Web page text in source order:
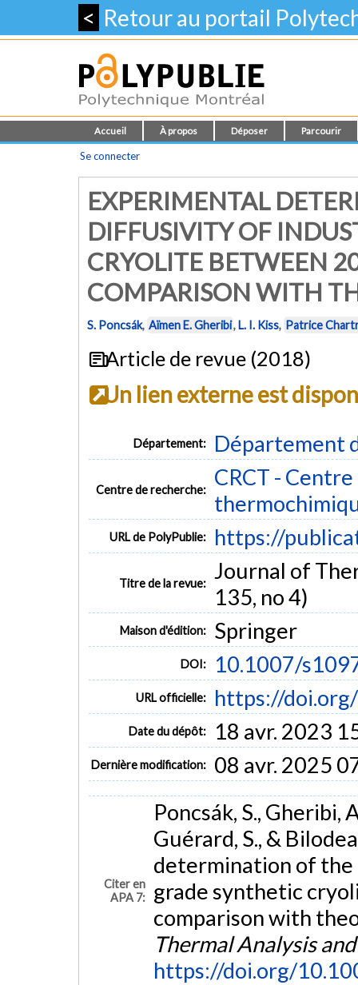
< Retour au portail
Accueil À propos Déposer Parcourir
Se connecter
EXPERIMENTAL
DIFFUSIVITY OF
CRYOLITE BETWEEN
COMPARISON WITH
S. Poncsák, Aïmen E. Gheribi,L. I. Kiss, Patrice
Article de revue (2018)
Un lien externe est
Département: Département
Centre de recherche:
CRCT -
URL de PolyPublie: https://
Titre de la revue: Journal of
135, no 4)
Maison d'édition: Springer
DOI: 10.1007/
URL officielle: https://
Date du dépôt: 18 avr. 2023
Dernière modification: 08 avr. 2025
Citer en
APA 7:
Poncsák, S., Gheribi,
Guérard, S., &
determination of
grade synthetic
comparison with
Thermal Analysis
https://doi.org/